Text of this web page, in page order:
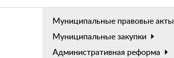
Муниципальные правовые акты
Муниципальные закупки
Административная реформа